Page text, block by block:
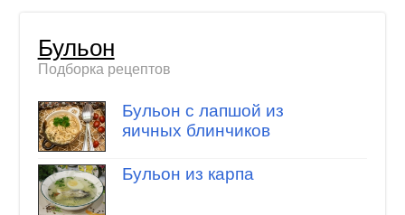
Бульон
Подборка рецептов
Бульон с лапшой из
яичных блинчиков
Бульон из карпа